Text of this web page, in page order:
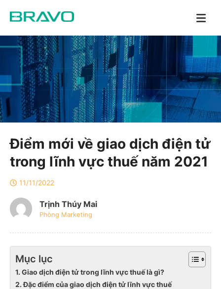
Điểm mới về giao dịch điện tử
trong lĩnh vực thuế năm 2021
11/11/2022
Trịnh Thúy Mai
Phòng Marketing
Mục lục
1. Giao dịch điện tử trong lĩnh vực thuế là gì?
2. Đặc điểm của giao dịch điện tử lĩnh vực thuế